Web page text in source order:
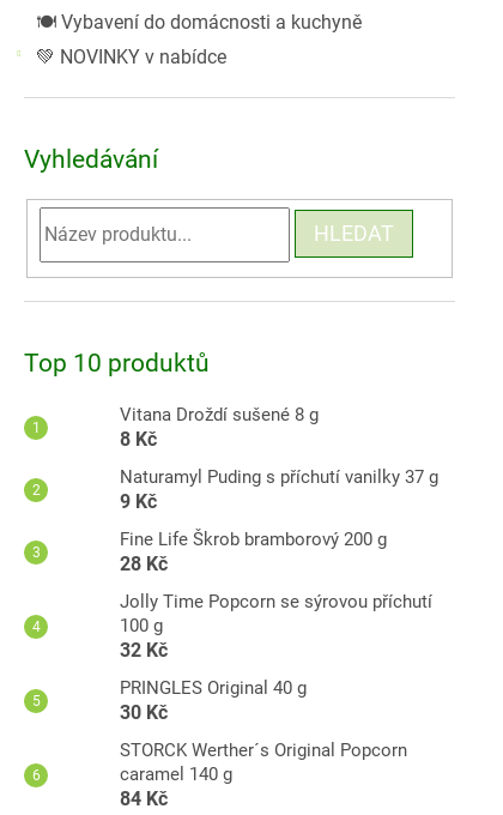
🍽️ Vybavení do domácnosti a kuchyně
💚 NOVINKY v nabídce
Vyhledávání
HLEDAT
Top 10 produktů
Vitana Droždí sušené 8 g
8 Kč
Naturamyl Puding s příchutí vanilky 37 g
9 Kč
Fine Life Škrob bramborový 200 g
28 Kč
Jolly Time Popcorn se sýrovou příchutí
100 g
32 Kč
PRINGLES Original 40 g
30 Kč
STORCK Werther´s Original Popcorn
caramel 140 g
84 Kč